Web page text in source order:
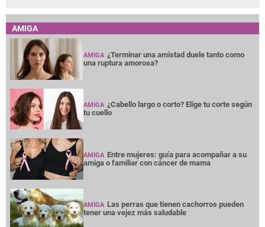
AMIGA
AMIGA ¿Terminar una amistad duele tanto como
una ruptura amorosa?
AMIGA ¿Cabello largo o corto? Elige tu corte según
tu cuello
AMIGA Entre mujeres: guía para acompañar a su
amiga o familiar con cáncer de mama
AMIGA Las perras que tienen cachorros pueden
tener una vejez más saludable